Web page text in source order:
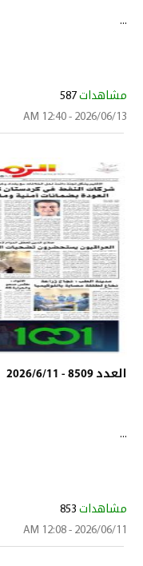
...
مشاهدات 587
2026/06/13 - 12:40 AM
العدد 8509 - 2026/6/11
...
مشاهدات 853
2026/06/11 - 12:08 AM